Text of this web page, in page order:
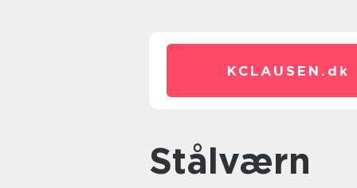
KCLAUSEN. dk
stålværn